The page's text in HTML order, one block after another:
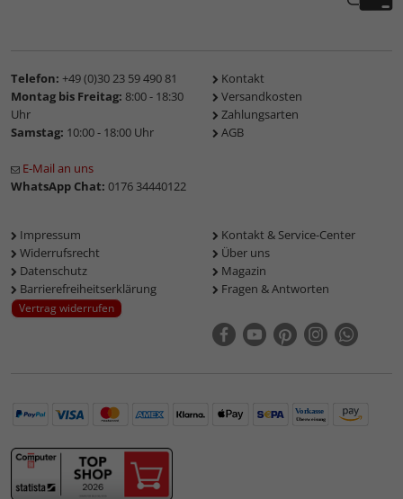
Telefon: +49 (0)30 23 59 490 81
Montag bis Freitag: 8:00 - 18:30
Uhr
Samstag: 10:00 - 18:00 Uhr
E-Mail an uns
WhatsApp Chat: 0176 34440122
Kontakt
Versandkosten
Zahlungsarten
AGB
Impressum
Widerrufsrecht
Datenschutz
Barrierefreiheitserklärung
Vertrag widerrufen
Kontakt & Service-Center
Über uns
Magazin
Fragen & Antworten